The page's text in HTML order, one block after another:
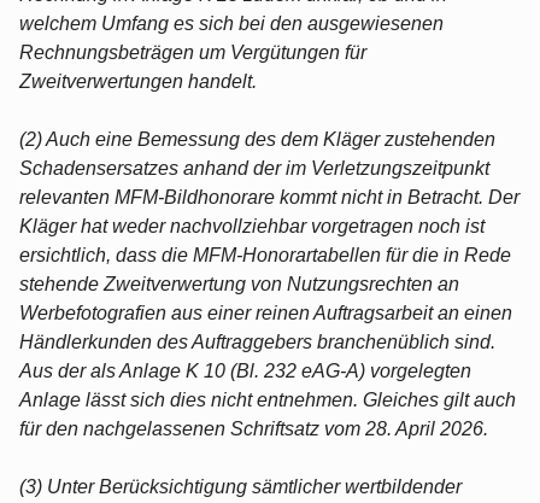
welchem Umfang es sich bei den ausgewiesenen
Rechnungsbeträgen um Vergütungen für
Zweitverwertungen handelt.
(2) Auch eine Bemessung des dem Kläger zustehenden
Schadensersatzes anhand der im Verletzungszeitpunkt
relevanten MFM-Bildhonorare kommt nicht in Betracht. Der
Kläger hat weder nachvollziehbar vorgetragen noch ist
ersichtlich, dass die MFM-Honorartabellen für die in Rede
stehende Zweitverwertung von Nutzungsrechten an
Werbefotografien aus einer reinen Auftragsarbeit an einen
Händlerkunden des Auftraggebers branchenüblich sind.
Aus der als Anlage K 10 (Bl. 232 eAG-A) vorgelegten
Anlage lässt sich dies nicht entnehmen. Gleiches gilt auch
für den nachgelassenen Schriftsatz vom 28. April 2026.
(3) Unter Berücksichtigung sämtlicher wertbildender